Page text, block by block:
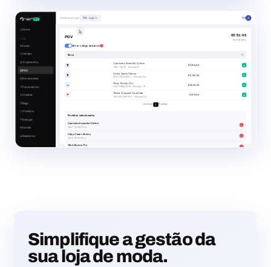
PRO
Home
LOJA
Caixa
Vendas
Orçamentos
PDV
Encomendas
Funcionários
Clientes
Bags
Produtos
Estoque
Carnês
Relatórios
Selecionar loja: TM - Loja 1 TM
PDV 05:51:46
06/08/2026
Ativar código de barras
Blusa Cropped
Camiseta Essential Cotton
SKU 10699 · Estoque 8 R$150,00 +
Calça Jeans Skinny
SKU CALJ05541 · Estoque 26 R$159,90 +
Tênis Runner Pro
SKU TNIS06370 · Estoque 15 R$229,90 +
Blusa Cropped Canelada
SKU BLUS09934 · Estoque 33
R$79,90 +
Anterior 1 Próxima
Produtos selecionados
Camiseta Essential Cotton
Qtd 7 · R$150,00 un.
×
Calça Jeans Skinny
Qtd 4 · R$159,90 un.
×
Tênis Runner Pro
×
Simplifique a gestão da
sua loja de moda.